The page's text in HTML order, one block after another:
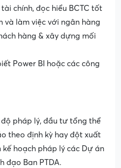
chính, đọc hiểu BCTC tốt
và làm việc với ngân hàng
hàng & xây dựng mối
Power BI hoặc các công
pháp lý, đầu tư tổng thể
theo định kỳ hay đột xuất
hoạch pháp lý các Dự án
đạo Ban PTDA.